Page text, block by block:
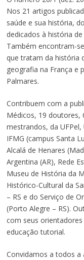
Nos 21 artigos
saúde e sua história,
dedicados à história
Também encontram-
que tratam da história
geografia na França e
Palmares.
Contribuem com a
Médicos, 19 doutores,
mestrandos, da UFPel,
IFMG (campus Santa
Alcalá de Henares
Argentina (AR), Rede
Museu de História da
Histórico-Cultural da
– RS e do Serviço de
(Porto Alegre – RS).
com seus
educação tutorial.
Convidamos a todos a